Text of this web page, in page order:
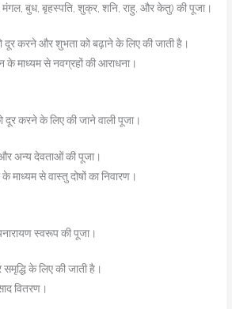
मंगल, बुध, बृहस्पति, शुक्र, शनि, राहु, और केतु) की पूजा।
दूर करने और शुभता को बढ़ाने के लिए की जाती है।
के माध्यम से नवग्रहों की आराधना।
दूर करने के लिए की जाने वाली पूजा।
अन्य देवताओं की पूजा।
माध्यम से वास्तु दोषों का निवारण।
स्वरूप की पूजा।
समृद्धि के लिए की जाती है।
वितरण।